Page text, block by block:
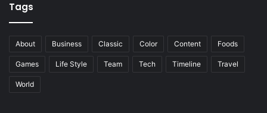
Tags
About Business Classic Color Content Foods
Games Life Style Team Tech Timeline Travel
World